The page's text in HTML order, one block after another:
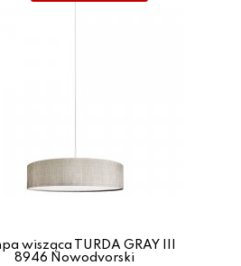
wisząca TURDA GRAY III
8946 Nowodvorski